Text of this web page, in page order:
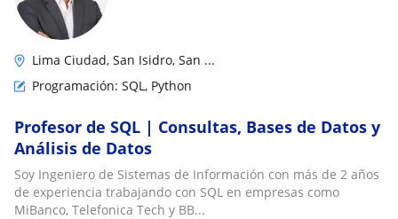
Lima Ciudad, San Isidro, San ...
Programación: SQL, Python
Profesor de SQL | Consultas, Bases de Datos y
Análisis de Datos
Soy Ingeniero de Sistemas de Información con más de 2 años
de experiencia trabajando con SQL en empresas como
MiBanco, Telefonica Tech y BB...